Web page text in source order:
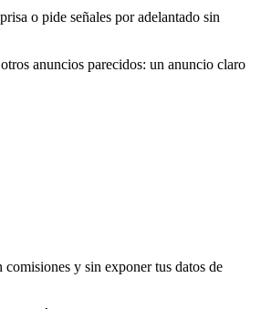
o pide señales por adelantado sin
anuncios parecidos: un anuncio claro
y sin exponer tus datos de